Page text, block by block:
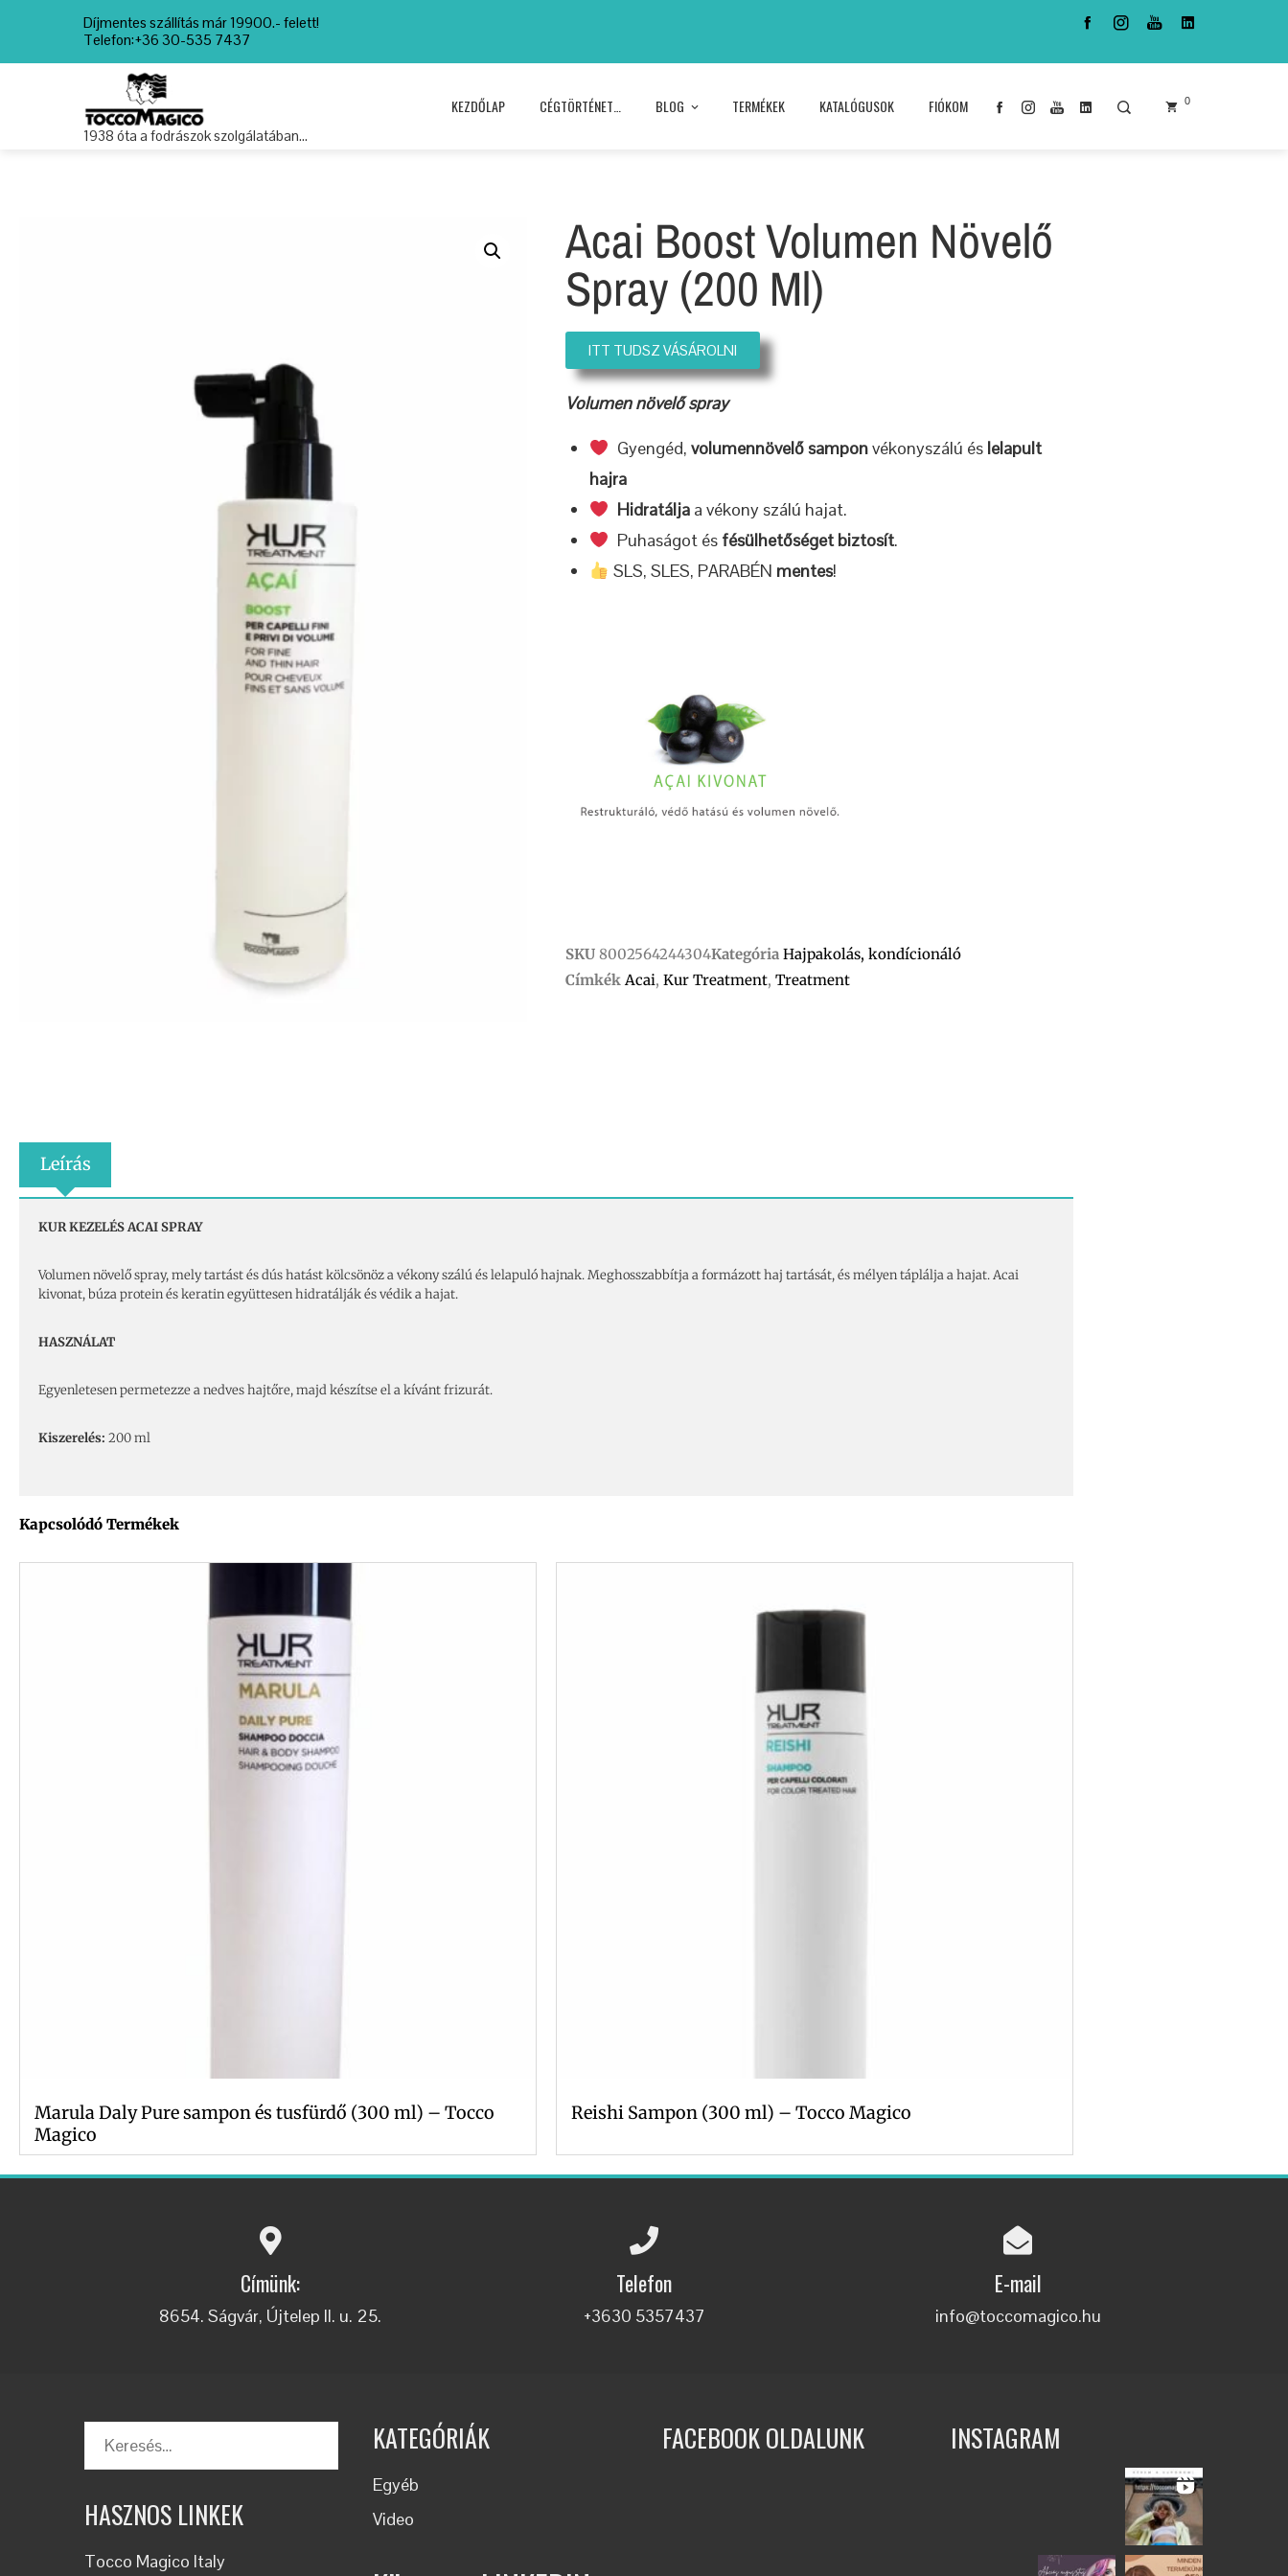
Díjmentes szállítás már 19900.- felett!
Telefon:+36 30-535 7437
1938 óta a fodrászok szolgálatában…
KEZDŐLAP CÉGTÖRTÉNET… BLOG TERMÉKEK KATALÓGUSOK FIÓKOM 0
Acai Boost Volumen Növelő
Spray (200 Ml)
ITT TUDSZ VÁSÁROLNI
Volumen növelő spray
Gyengéd, volumennövelő samponvékonyszálú és lelapult
hajra
Hidratáljaa vékony szálú hajat.
Puhaságot és fésülhetőséget biztosít.
SLS, SLES, PARABÉN mentes!
SKU 8002564244304Kategória Hajpakolás, kondícionáló
Címkék Acai, Kur Treatment, Treatment
Leírás
KUR KEZELÉS ACAI SPRAY
Volumen növelő spray, mely tartást és dús hatást kölcsönöz a vékony szálú és lelapuló hajnak. Meghosszabbítja a formázott haj tartását, és mélyen táplálja a hajat. Acai
kivonat, búza protein és keratin együttesen hidratálják és védik a hajat.
HASZNÁLAT
Egyenletesen permetezze a nedves hajtőre, majd készítse el a kívánt frizurát.
Kiszerelés: 200 ml
Kapcsolódó Termékek
Marula Daly Pure sampon és tusfürdő (300 ml) – Tocco
Magico
Reishi Sampon (300 ml) – Tocco Magico
Címünk:
8654. Ságvár, Újtelep II. u. 25.
Telefon
+3630 5357437
E-mail
info@toccomagico.hu
HASZNOS LINKEK
Tocco Magico Italy
KATEGÓRIÁK
Egyéb
Video
FACEBOOK OLDALUNK INSTAGRAM